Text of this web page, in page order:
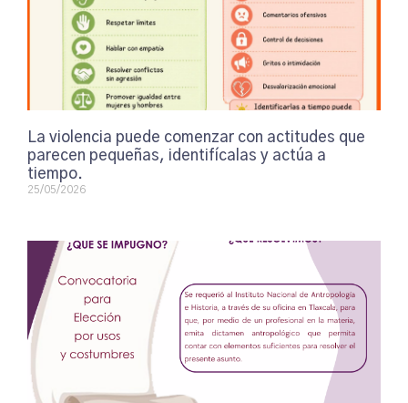
La violencia puede comenzar con actitudes que
parecen pequeñas, identifícalas y actúa a
tiempo.
25/05/2026